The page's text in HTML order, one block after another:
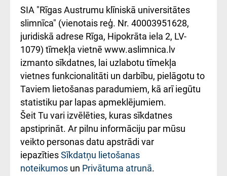
atsauksmju/sūdzību
iesniegšanas
kārtība
Kā pie mums nokļūt
Rēķinu apmaksas
ceļvedis
Rekvizīti un
ārstniecības
iestādes kods
010000234
Підтримка Східної
лікарні та співпраця з
Україною
SIA "Rīgas Austrumu klīniskā universitātes
slimnīca" (vienotais reģ. Nr. 40003951628,
juridiskā adrese Rīga, Hipokrāta iela 2, LV-
1079) tīmekļa vietnē www.aslimnica.lv
izmanto sīkdatnes, lai uzlabotu tīmekļa
vietnes funkcionalitāti un darbību, pielāgotu to
Taviem lietošanas paradumiem, kā arī iegūtu
statistiku par lapas apmeklējumiem.
Šeit Tu vari izvēlēties, kuras sīkdatnes
apstiprināt. Ar pilnu informāciju par mūsu
veikto personas datu apstrādi var
iepazītiesSīkdatņu lietošanas
noteikumos un Privātuma atrunā.